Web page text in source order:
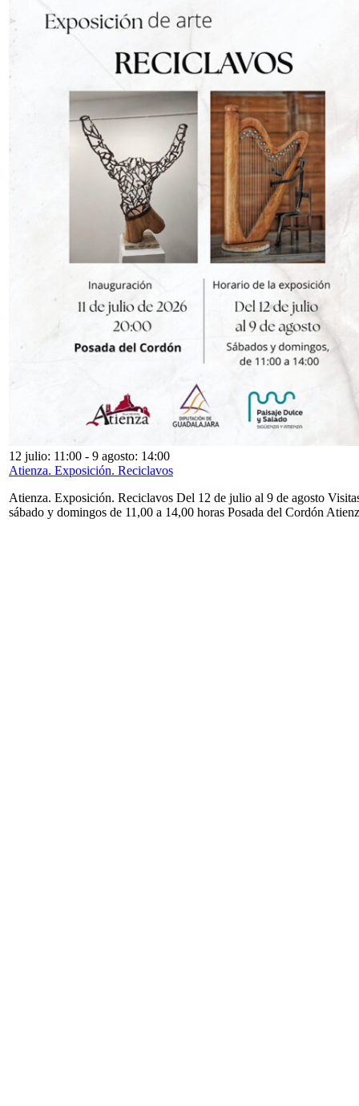
12 julio: 11:00 - 9 agosto: 14:00
Atienza. Exposición. Reciclavos
Atienza. Exposición. Reciclavos Del 12 de julio al 9 de agosto
sábado y domingos de 11,00 a 14,00 horas Posada del Cordón